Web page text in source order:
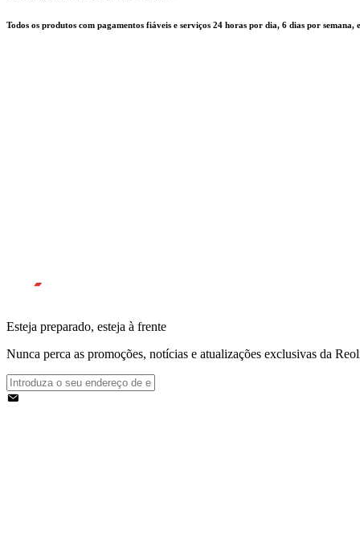
Todos os produtos com pagamentos fiáveis e serviços 24 horas por dia, 6 dias por semana,
Esteja preparado, esteja à frente
Nunca perca as promoções, notícias e atualizações exclusivas da